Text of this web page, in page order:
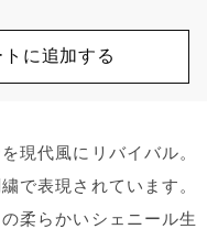
トに追加する
現代風にリバイバル。
で表現されています。
柔らかいシェニール生